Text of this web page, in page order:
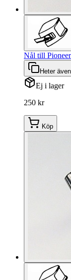
Nål till
Heter även
Ej i lager
250 kr
Köp